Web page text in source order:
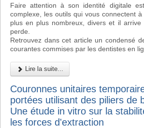
Faire attention à son identité digitale
complexe, les outils qui vous connectent
plus en plus nombreux, divers et il
perde.
Retrouvez dans cet article un condensé
courantes commises par les dentistes en
Lire la suite...
Couronnes unitaires
portées utilisant des piliers de
Une étude in vitro sur la
les forces d'extraction